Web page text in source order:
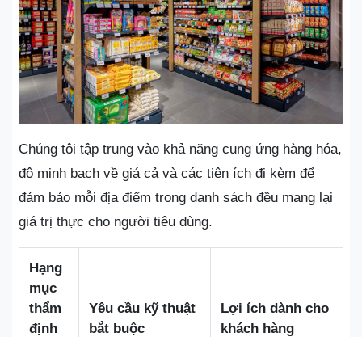
Chúng tôi tập trung vào khả năng cung ứng hàng hóa,
độ minh bạch về giá cả và các tiện ích đi kèm để
đảm bảo mỗi địa điểm trong danh sách đều mang lại
giá trị thực cho người tiêu dùng.
Hạng
mục
thẩm
định
Yêu cầu kỹ thuật
bắt buộc
Lợi ích dành cho
khách hàng